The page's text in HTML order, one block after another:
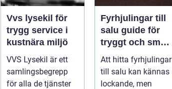
Vvs lysekil för
trygg service i
kustnära miljö
VVS Lysekil är ett
samlingsbegrepp
för alla de tjänster
Fyrhjulingar till
salu guide för
tryggt och smart
köp
Att hitta fyrhjulingar
till salu kan kännas
lockande, men